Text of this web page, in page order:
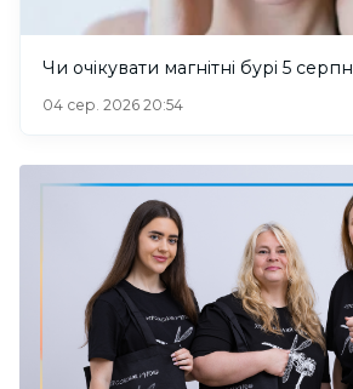
Чи очікувати магнітні бурі 5
04 сер. 2026 20:54